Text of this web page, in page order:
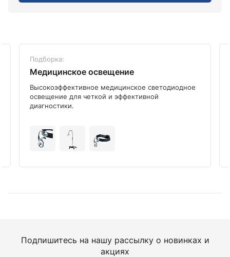
Подборка:
Медицинское освещение
Высокоэффективное медицинское светодиодное
освещение для четкой и эффективной
диагностики.
Подпишитесь на нашу рассылку о новинках и
акциях